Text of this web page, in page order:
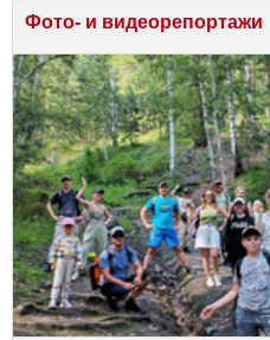
Фото- и видеорепортажи